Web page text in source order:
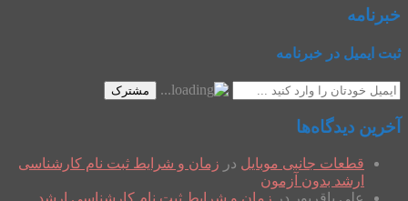
خبرنامه
ثبت ایمیل در خبرنامه
مشترک
آخرین دیدگاه‌ها
قطعات جانبی موبایل در زمان و شرایط ثبت نام کارشناسی
ارشد بدون آزمون
علی باقرپور در زمان و شرایط ثبت نام کارشناسی ارشد